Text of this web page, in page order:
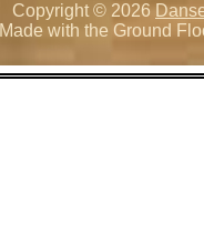
Copyright © 2026
Made with the Ground